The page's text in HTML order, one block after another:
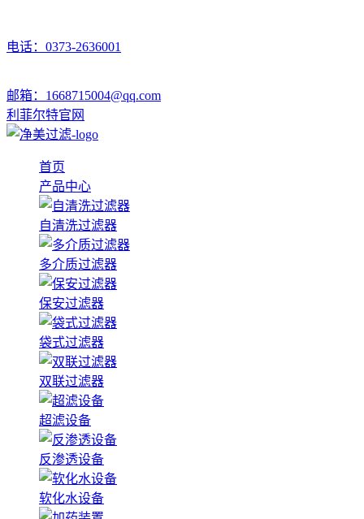
电话：0373-2636001
邮箱：1668715004@qq.com
利菲尔特官网
首页
产品中心
自清洗过滤器
多介质过滤器
保安过滤器
袋式过滤器
双联过滤器
超滤设备
反渗透设备
软化水设备